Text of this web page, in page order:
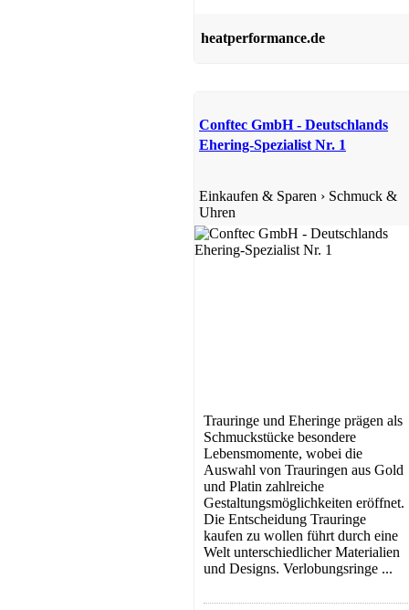
heatperformance.de
Conftec GmbH - Deutschlands
Ehering-Spezialist Nr. 1
Einkaufen & Sparen › Schmuck &
Uhren
Trauringe und Eheringe prägen als
Schmuckstücke besondere
Lebensmomente, wobei die
Auswahl von Trauringen aus Gold
und Platin zahlreiche
Gestaltungsmöglichkeiten eröffnet.
Die Entscheidung Trauringe
kaufen zu wollen führt durch eine
Welt unterschiedlicher Materialien
und Designs. Verlobungsringe ...